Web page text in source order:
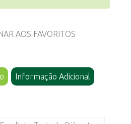
Informação Adicional